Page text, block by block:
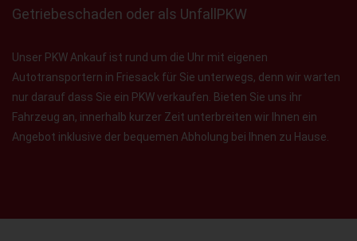
Getriebeschaden oder als UnfallPKW
Unser PKW Ankauf ist rund um die Uhr mit eigenen
Autotransportern in Friesack für Sie unterwegs, denn wir warten
nur darauf dass Sie ein PKW verkaufen. Bieten Sie uns ihr
Fahrzeug an, innerhalb kurzer Zeit unterbreiten wir Ihnen ein
Angebot inklusive der bequemen Abholung bei Ihnen zu Hause.